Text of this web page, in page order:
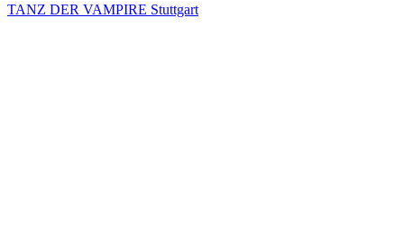
TANZ DER VAMPIRE Stuttgart